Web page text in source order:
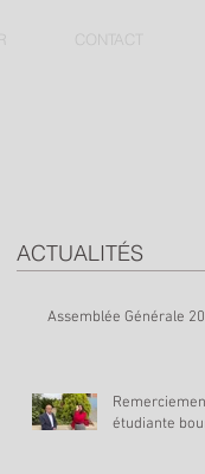
CONTACT
ACTUALITÉS
Assemblée Générale
étudiante